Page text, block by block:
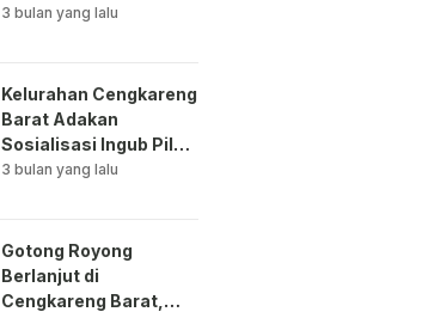
Lingkungan di Bale
3 bulan yang lalu
Kelurahan Cengkareng
Barat Adakan
Sosialisasi Ingub Pilah
Sampah Kepada PPSU
3 bulan yang lalu
Gotong Royong
Berlanjut di
Cengkareng Barat,